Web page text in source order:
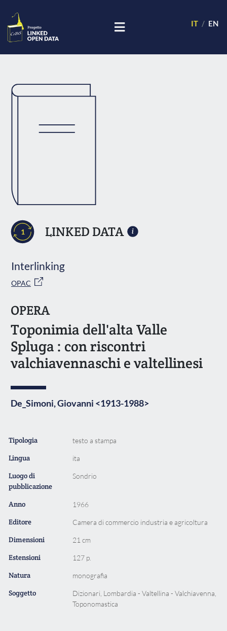
IT EN
1 LINKED DATA
Interlinking
OPAC
OPERA
Toponimia dell'alta Valle
Spluga : con riscontri
valchiavennaschi e valtellinesi
De_Simoni, Giovanni <1913-1988>
Tipologia testo a stampa
Lingua ita
Luogo di
pubblicazione
Sondrio
Anno 1966
Editore Camera di commercio industria e agricoltura
Dimensioni 21 cm
Estensioni 127 p.
Natura monografia
Soggetto
Dizionari, Lombardia - Valtellina - Valchiavenna,
Toponomastica